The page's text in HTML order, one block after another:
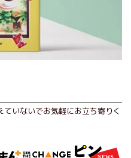
いないでお気軽にお立ち寄りく